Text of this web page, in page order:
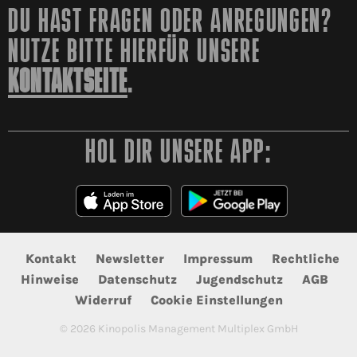
DU HAST FRAGEN ODER ANREGUNGEN?
NUTZE BITTE HIERFÜR UNSERE
KONTAKTSEITE.
HOL DIR UNSERE APP:
Kontakt Newsletter Impressum
Rechtliche
Hinweise
Datenschutz Jugendschutz
AGB
Widerruf
Cookie Einstellungen
© 2026 Kinopolis Management Multiplex GmbH